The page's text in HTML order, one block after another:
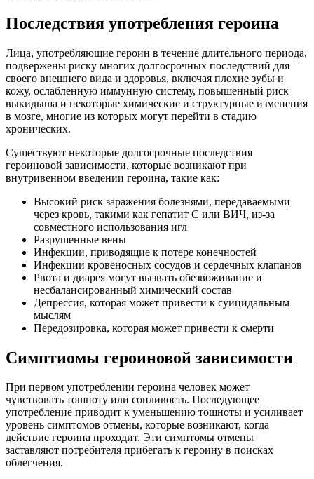
Последствия употребления героина
Лица, употребляющие героин в течение длительного периода,
подвержены риску многих долгосрочных последствий для
своего внешнего вида и здоровья, включая плохие зубы и
кожу, ослабленную иммунную систему, повышенный риск
выкидыша и некоторые химические и структурные изменения
в мозге, многие из которых могут перейти в стадию
хронических.
Существуют некоторые долгосрочные последствия
героиновой зависимости, которые возникают при
внутривенном введении героина, такие как:
Высокий риск заражения болезнями, передаваемыми
через кровь, такими как гепатит С или ВИЧ, из-за
совместного использования игл
Разрушенные вены
Инфекции, приводящие к потере конечностей
Инфекции кровеносных сосудов и сердечных клапанов
Рвота и диарея могут вызвать обезвоживание и
несбалансированный химический состав
Депрессия, которая может привести к суицидальным
мыслям
Передозировка, которая может привести к смерти
Симптиомы героиновой зависимости
При первом употреблении героина человек может
чувствовать тошноту или сонливость. Последующее
употребление приводит к уменьшению тошноты и усиливает
уровень симптомов отмены, которые возникают, когда
действие героина проходит. Эти симптомы отмены
заставляют потребителя прибегать к героину в поисках
облегчения.